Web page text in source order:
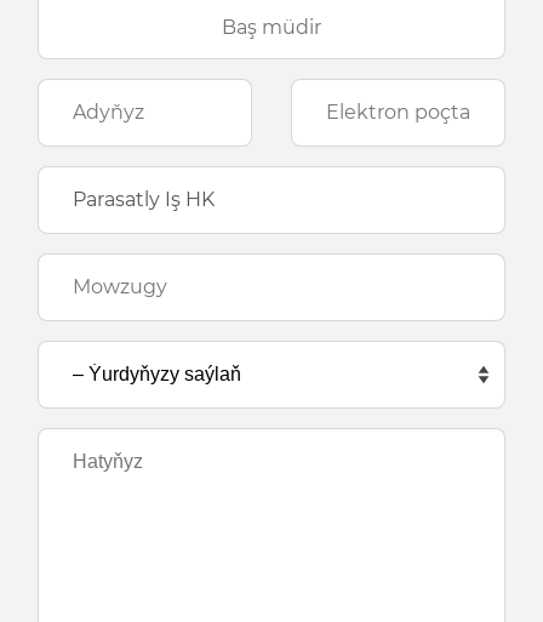
Baş müdir